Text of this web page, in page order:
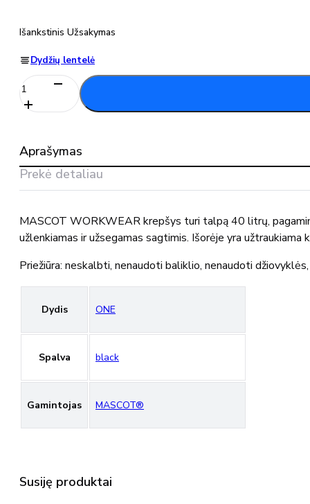
Išankstinis Užsakymas
Dydžių lentelė
produkto
kiekis:
MASCOT
24150-
M99
Aprašymas
Prekė detaliau
MASCOT WORKWEAR krepšys turi talpą 40 litrų,
užlenkiamas ir užsegamas sagtimis. Išorėje yra
Priežiūra: neskalbti, nenaudoti baliklio, nenaudoti
Dydis ONE
Spalva black
Gamintojas MASCOT®
Susiję produktai